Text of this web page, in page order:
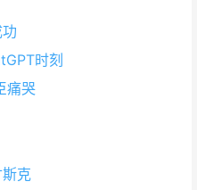
时刻
痛哭
克